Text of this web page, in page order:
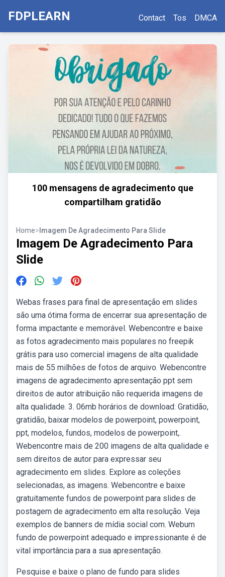
FDPLEARN Contact Tos DMCA
100 mensagens de agradecimento que
compartilham gratidão
Home> Imagem De Agradecimento Para Slide
Imagem De Agradecimento Para
Slide
Webas frases para final de apresentação em slides
são uma ótima forma de encerrar sua apresentação de
forma impactante e memorável. Webencontre e baixe
as fotos agradecimento mais populares no freepik
grátis para uso comercial imagens de alta qualidade
mais de 55 milhões de fotos de arquivo. Webencontre
imagens de agradecimento apresentação ppt sem
direitos de autor atribuição não requerida imagens de
alta qualidade. 3. 06mb horários de download: Gratidão,
gratidão, baixar modelos de powerpoint, powerpoint,
ppt, modelos, fundos, modelos de powerpoint,.
Webencontre mais de 200 imagens de alta qualidade e
sem direitos de autor para expressar seu
agradecimento em slides. Explore as coleções
selecionadas, as imagens. Webencontre e baixe
gratuitamente fundos de powerpoint para slides de
postagem de agradecimento em alta resolução. Veja
exemplos de banners de mídia social com. Webum
fundo de powerpoint adequado e impressionante é de
vital importância para a sua apresentação.
Pesquise e baixe o plano de fundo para slides